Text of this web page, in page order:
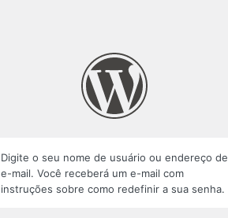
Digite o seu nome de usuário ou endereço de
e-mail. Você receberá um e-mail com
instruções sobre como redefinir a sua senha.